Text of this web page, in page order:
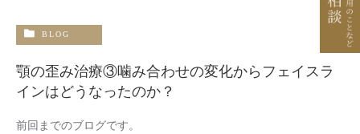
BLOG
顎の歪み治療③噛み合わせの変化からフェイスラ
インはどうなったのか？
前回までのブログです。